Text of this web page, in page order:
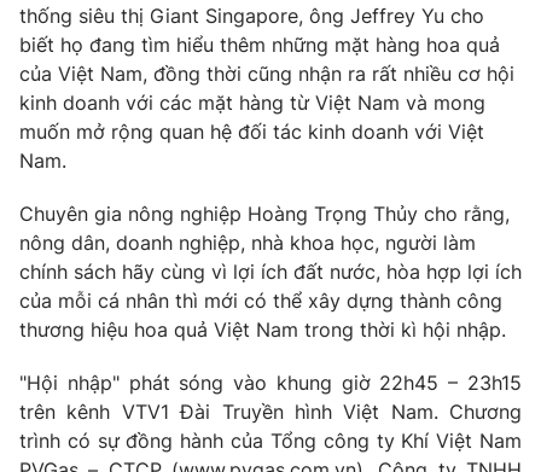
Liên hệ quảng cáo:024-7300.7108
thuận bằng văn bản. Ghi rõ nguồn VTV.vn khi phát hành lại
thông tin từ website này.
thống siêu thị Giant Singapore, ông Jeffrey Yu cho
biết họ đang tìm hiểu thêm những mặt hàng hoa quả
của Việt Nam, đồng thời cũng nhận ra rất nhiều cơ hội
kinh doanh với các mặt hàng từ Việt Nam và mong
muốn mở rộng quan hệ đối tác kinh doanh với Việt
Nam.
Chuyên gia nông nghiệp Hoàng Trọng Thủy cho rằng,
nông dân, doanh nghiệp, nhà khoa học, người làm
chính sách hãy cùng vì lợi ích đất nước, hòa hợp lợi ích
của mỗi cá nhân thì mới có thể xây dựng thành công
thương hiệu hoa quả Việt Nam trong thời kì hội nhập.
"Hội nhập" phát sóng vào khung giờ 22h45 – 23h15
trên kênh VTV1 Đài Truyền hình Việt Nam. Chương
trình có sự đồng hành của Tổng công ty Khí Việt Nam